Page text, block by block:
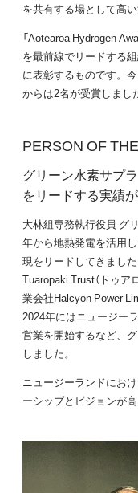
を共有する場として高
「Aotearoa Hydrogen
を最前線でリードする
に表彰するものです。
からは2名が受賞しまし
PERSON OF
グリーン水素サプ
をリードする実績
大林組専務執行役員 グ
年から地熱発電を活用
現をリードしてきまし
Tuaropaki Trust（トゥア
業会社Halcyon Power
2024年にはニュージー
営業を開始するなど、
しました。
ニュージーランドにお
ーシップとビジョンが